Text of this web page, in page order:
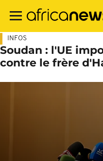
contenu
INFOS
Soudan : l'UE
contre le frère